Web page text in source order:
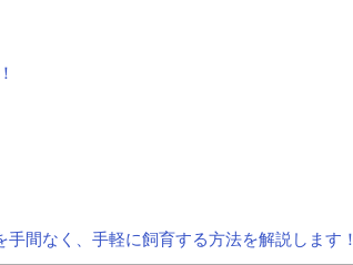
間なく、手軽に飼育する方法を解説します！